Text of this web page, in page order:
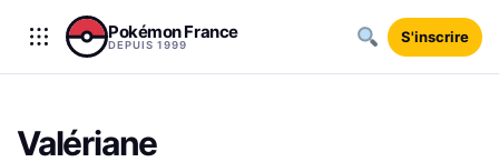
Aller au contenu
Pokémon France
DEPUIS 1999 S'inscrire
Valériane